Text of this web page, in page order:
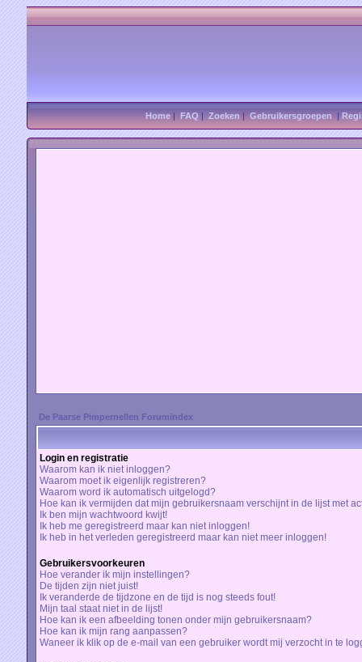
Home|FAQ|Zoeken|Gebruikersgroepen|
De Paarse Pimpernellen Forumindex
Login en registratie
Waarom kan ik niet inloggen?
Waarom moet ik eigenlijk registreren?
Waarom word ik automatisch uitgelogd?
Hoe kan ik vermijden dat mijn gebruikersnaam verschijnt in de lijst met
Ik ben mijn wachtwoord kwijt!
Ik heb me geregistreerd maar kan niet inloggen!
Ik heb in het verleden geregistreerd maar kan niet meer inloggen!
Gebruikersvoorkeuren
Hoe verander ik mijn instellingen?
De tijden zijn niet juist!
Ik veranderde de tijdzone en de tijd is nog steeds fout!
Mijn taal staat niet in de lijst!
Hoe kan ik een afbeelding tonen onder mijn gebruikersnaam?
Hoe kan ik mijn rang aanpassen?
Waneer ik klik op de e-mail van een gebruiker wordt mij verzocht in te